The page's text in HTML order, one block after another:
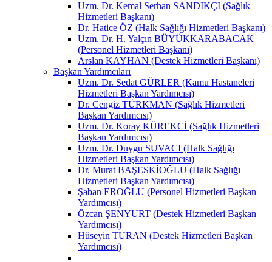
Uzm. Dr. Kemal Serhan SANDIKÇI (Sağlık
Hizmetleri Başkanı)
Dr. Hatice ÖZ (Halk Sağlığı Hizmetleri Başkanı)
Uzm. Dr. H. Yalçın BÜYÜKKARABACAK
(Personel Hizmetleri Başkanı)
Arslan KAYHAN (Destek Hizmetleri Başkanı)
Başkan Yardımcıları
Uzm. Dr. Sedat GÜRLER (Kamu Hastaneleri
Hizmetleri Başkan Yardımcısı)
Dr. Cengiz TÜRKMAN (Sağlık Hizmetleri
Başkan Yardımcısı)
Uzm. Dr. Koray KÜREKCİ (Sağlık Hizmetleri
Başkan Yardımcısı)
Uzm. Dr. Duygu SUVACI (Halk Sağlığı
Hizmetleri Başkan Yardımcısı)
Dr. Murat BAŞESKİOĞLU (Halk Sağlığı
Hizmetleri Başkan Yardımcısı)
Şaban EROĞLU (Personel Hizmetleri Başkan
Yardımcısı)
Özcan ŞENYURT (Destek Hizmetleri Başkan
Yardımcısı)
Hüseyin TURAN (Destek Hizmetleri Başkan
Yardımcısı)